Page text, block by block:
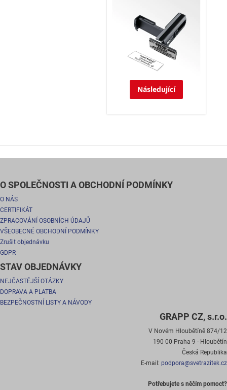
Následující
O SPOLEČNOSTI A OBCHODNÍ PODMÍNKY
O NÁS
CERTIFIKÁT
ZPRACOVÁNÍ OSOBNÍCH ÚDAJŮ
VŠEOBECNÉ OBCHODNÍ PODMÍNKY
Zrušit objednávku
GDPR
STAV OBJEDNÁVKY
NEJČASTĚJŠÍ OTÁZKY
DOPRAVA A PLATBA
BEZPEČNOSTNÍ LISTY A NÁVODY
GRAPP CZ, s.r.o.
V Novém Hloubětíně 874/12
190 00 Praha 9 - Hloubětín
Česká Republika
E-mail: podpora@svetrazitek.cz
Potřebujete s něčím pomoct?